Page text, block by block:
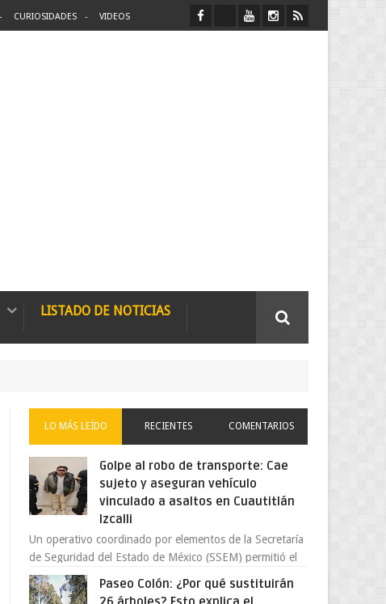
CURIOSIDADES VIDEOS
LISTADO DE NOTICIAS
LO MÁS LEÍDO RECIENTES COMENTARIOS
Golpe al robo de transporte: Cae
sujeto y aseguran vehículo
vinculado a asaltos en Cuautitlán
Izcalli
Un operativo coordinado por elementos de la Secretaría
de Seguridad del Estado de México (SSEM) permitió el
aseguramiento de un vehículo vin...
Paseo Colón: ¿Por qué sustituirán